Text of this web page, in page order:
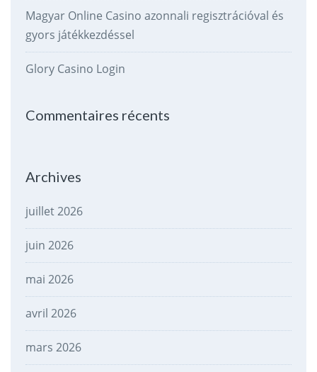
Magyar Online Casino azonnali regisztrációval és
gyors játékkezdéssel
Glory Casino Login
Commentaires récents
Archives
juillet 2026
juin 2026
mai 2026
avril 2026
mars 2026